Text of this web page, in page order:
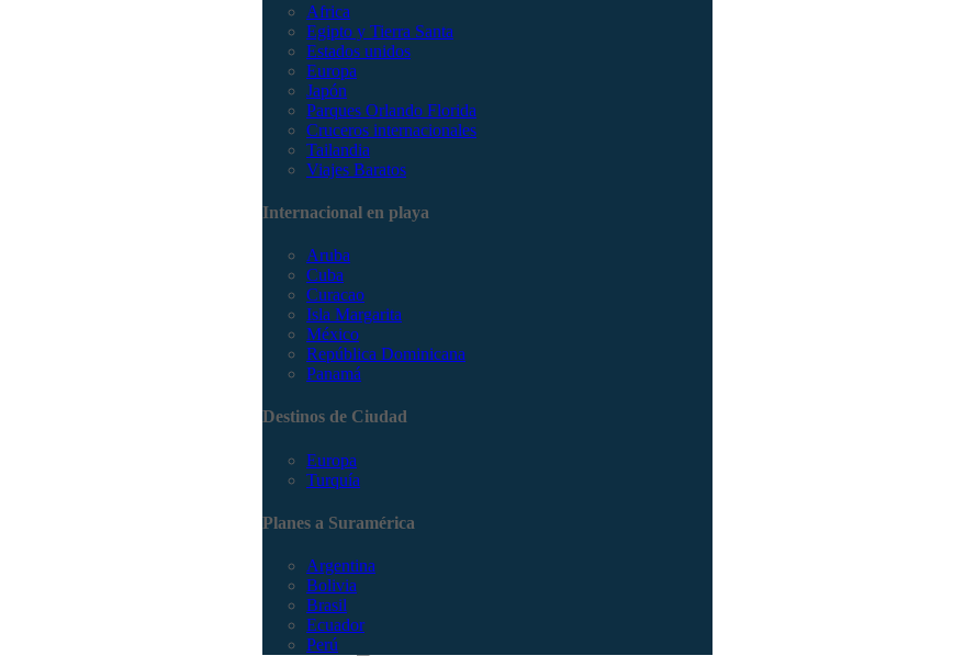
Africa
Egipto y Tierra Santa
Estados unidos
Europa
Japón
Parques Orlando Florida
Cruceros internacionales
Tailandia
Viajes Baratos
Internacional en playa
Aruba
Cuba
Curacao
Isla Margarita
México
República Dominicana
Panamá
Destinos de Ciudad
Europa
Turquía
Planes a Suramérica
Argentina
Bolivia
Brasil
Ecuador
Perú